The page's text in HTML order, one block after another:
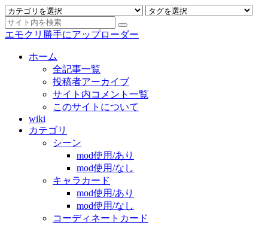
エモクリ勝手にアップローダー
ホーム
全記事一覧
投稿者アーカイブ
サイト内コメント一覧
このサイトについて
wiki
カテゴリ
シーン
mod使用/あり
mod使用/なし
キャラカード
mod使用/あり
mod使用/なし
コーディネートカード